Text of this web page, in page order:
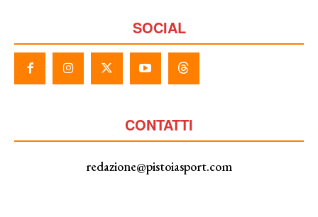
SOCIAL
CONTATTI
redazione@pistoiasport.com